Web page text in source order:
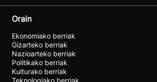
Orain
Ekonomiako berriak
Gizarteko berriak
Nazioarteko berriak
Politikako berriak
Kulturako berriak
Teknologiako berriak